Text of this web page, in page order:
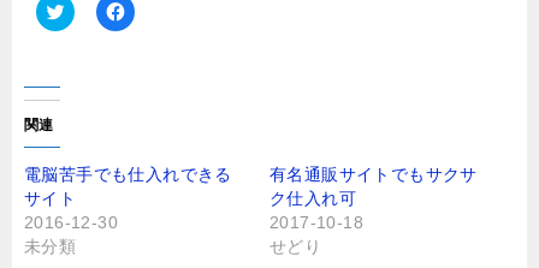
ク
し
て
T
i
t
t
e
r
で
共
F
共
有
る
に
関連
電脳苦手でも仕入れできる
サイト
2016-12-30
未分類
有名通販サイトでもサクサ
ク仕入れ可
2017-10-18
せどり